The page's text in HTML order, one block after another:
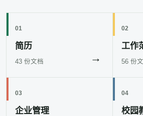
01
简历
43 份文档 →
02
工作
56 份
03
企业管理
04
校园